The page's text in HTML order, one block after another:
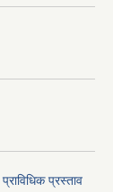
प्रस्ताव